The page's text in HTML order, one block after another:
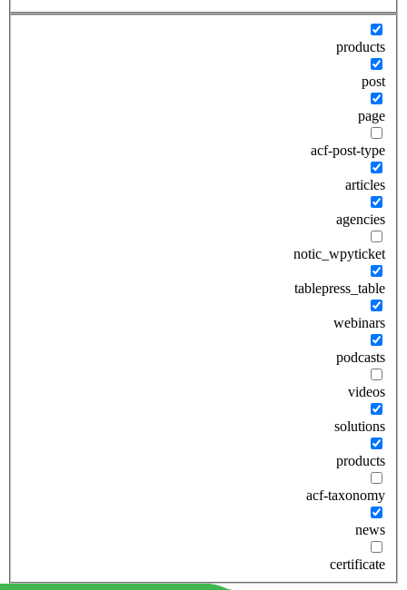
products
post
page
acf-post-type
articles
agencies
notic_wpyticket
tablepress_table
webinars
podcasts
videos
solutions
products
acf-taxonomy
news
certificate